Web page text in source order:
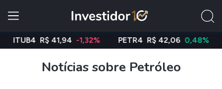
R$ 41,94 -1,32% PETR4 R$ 42,06 0,48%
Notícias sobre Petróleo